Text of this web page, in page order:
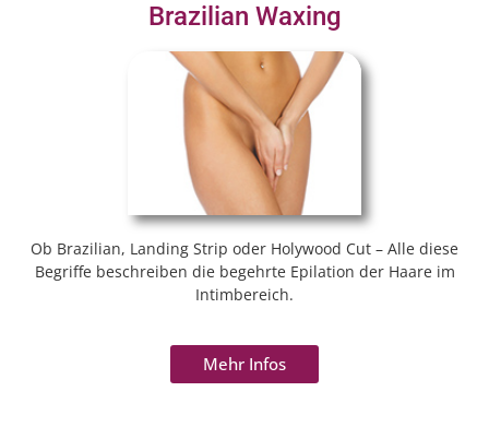
Brazilian Waxing
Ob Brazilian, Landing Strip oder Holywood Cut – Alle diese
Begriffe beschreiben die begehrte Epilation der Haare im
Intimbereich.
Mehr Infos